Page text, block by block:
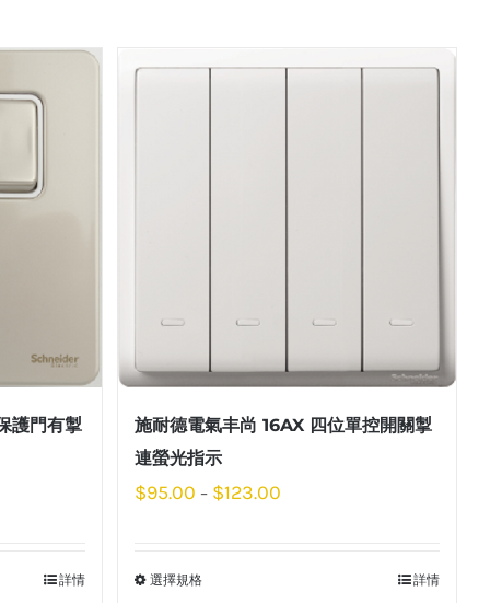
護門有掣
詳情
施耐德電氣丰尚 16AX 四位單控開關掣
連螢光指示
$95.00 – $123.00
選擇規格 詳情